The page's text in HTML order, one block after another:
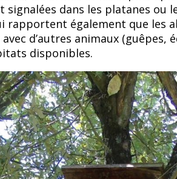
signalées dans les platanes ou
rapportent également que les
d’autres animaux (guêpes,
disponibles.